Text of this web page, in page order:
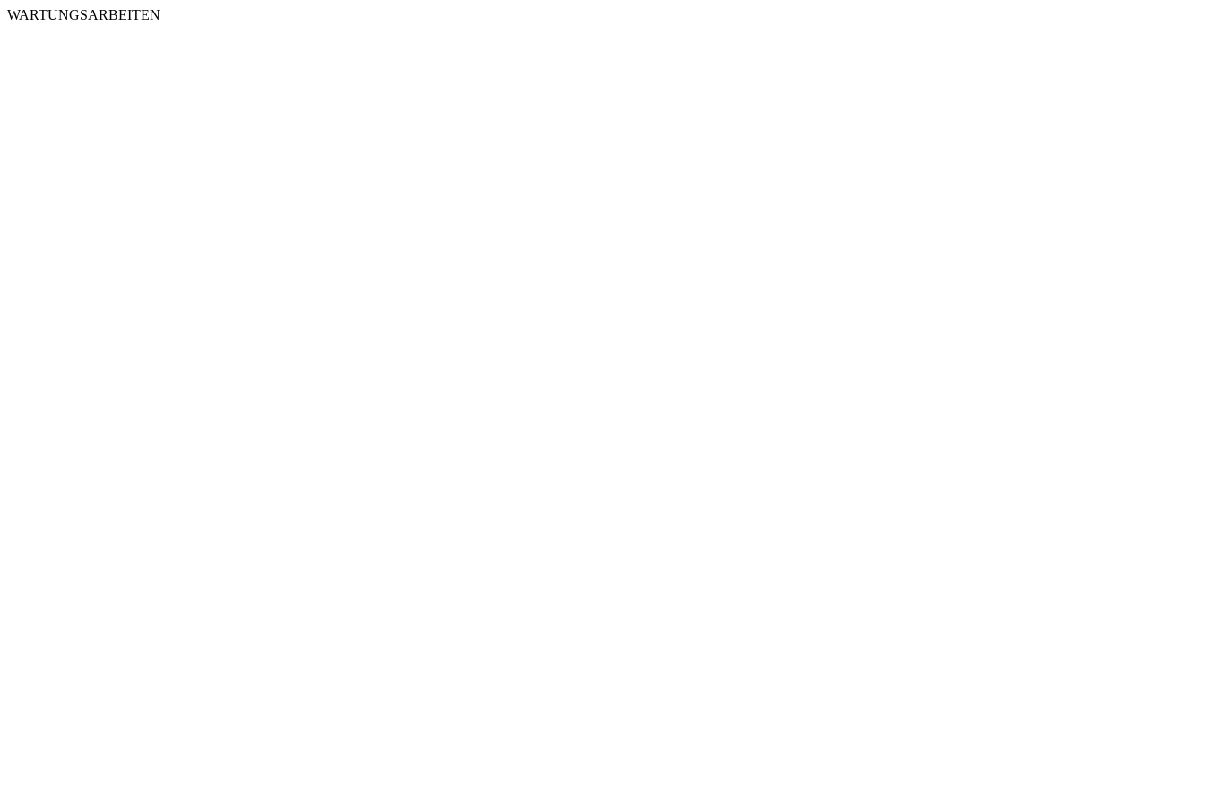
WARTUNGSARBEITEN